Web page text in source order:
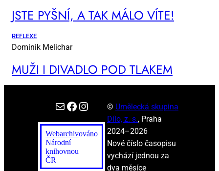
JSTE PYŠ­NÍ, A TAK MÁ­LO VÍ­TE!
REFLEXE
Dominik Melichar
MUŽI I DI­VA­DLO POD TLA­KEM
E-mail Facebook Instagram
Webarchivováno
Národní
knihovnou
ČR
© Umělecká skupina
Dílo, z. s., Praha
2024–2026
Nové číslo časopisu
vychází jednou za
dva měsíce